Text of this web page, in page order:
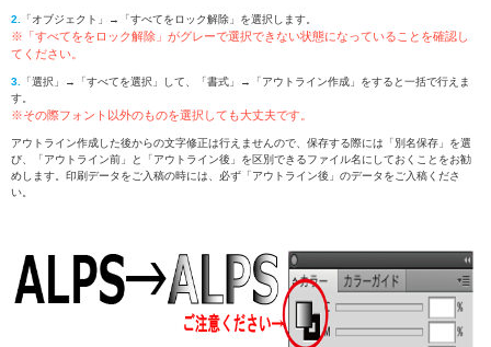
2. 「オブジェクト」→「すべてをロック解除」を選択します。
※「すべてををロック解除」がグレーで選択できない状態になっていることを確認し
てください。
3.
「選択」→「すべてを選択」して、「書式」→「アウトライン作成」をすると一括で行えま
す。
※その際フォント以外のものを選択しても大丈夫です。
アウトライン作成した後からの文字修正は行えませんので、保存する際には「別名保存」を選
び、「アウトライン前」と「アウトライン後」を区別できるファイル名にしておくことをお勧
めします。印刷データをご入稿の時には、必ず「アウトライン後」のデータをご入稿くださ
い。